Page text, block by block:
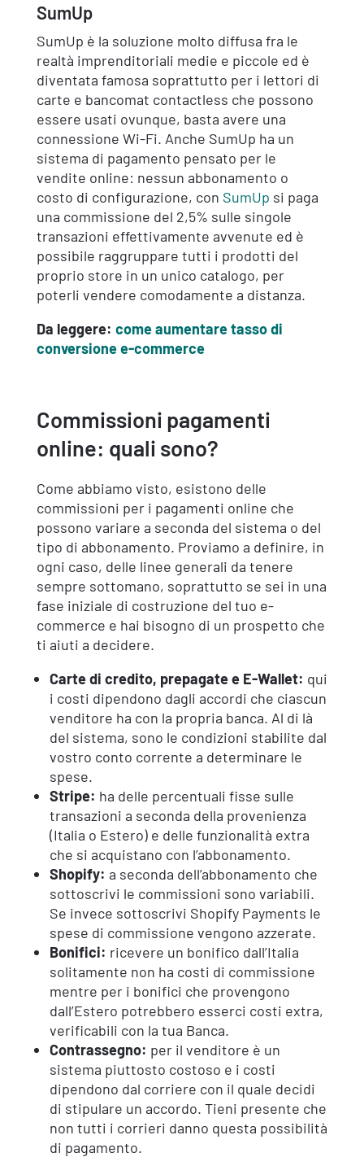
SumUp
SumUp è la soluzione molto diffusa fra le
realtà imprenditoriali medie e piccole ed è
diventata famosa soprattutto per i lettori di
carte e bancomat contactless che possono
essere usati ovunque, basta avere una
connessione Wi-Fi. Anche SumUp ha un
sistema di pagamento pensato per le
vendite online: nessun abbonamento o
costo di configurazione, con SumUp si paga
una commissione del 2,5% sulle singole
transazioni effettivamente avvenute ed è
possibile raggruppare tutti i prodotti del
proprio store in un unico catalogo, per
poterli vendere comodamente a distanza.
Da leggere: come aumentare tasso di
conversione e-commerce
Commissioni pagamenti
online: quali sono?
Come abbiamo visto, esistono delle
commissioni per i pagamenti online che
possono variare a seconda del sistema o del
tipo di abbonamento. Proviamo a definire, in
ogni caso, delle linee generali da tenere
sempre sottomano, soprattutto se sei in una
fase iniziale di costruzione del tuo e-
commerce e hai bisogno di un prospetto che
ti aiuti a decidere.
Carte di credito, prepagate e E-Wallet: qui
i costi dipendono dagli accordi che ciascun
venditore ha con la propria banca. Al di là
del sistema, sono le condizioni stabilite dal
vostro conto corrente a determinare le
spese.
Stripe: ha delle percentuali fisse sulle
transazioni a seconda della provenienza
(Italia o Estero) e delle funzionalità extra
che si acquistano con l’abbonamento.
Shopify: a seconda dell’abbonamento che
sottoscrivi le commissioni sono variabili.
Se invece sottoscrivi Shopify Payments le
spese di commissione vengono azzerate.
Bonifici: ricevere un bonifico dall’Italia
solitamente non ha costi di commissione
mentre per i bonifici che provengono
dall’Estero potrebbero esserci costi extra,
verificabili con la tua Banca.
Contrassegno: per il venditore è un
sistema piuttosto costoso e i costi
dipendono dal corriere con il quale decidi
di stipulare un accordo. Tieni presente che
non tutti i corrieri danno questa possibilità
di pagamento.